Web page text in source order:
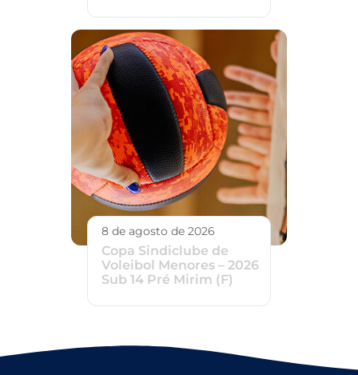
8 de agosto de 2026
Copa Sindiclube de
Voleibol Menores – 2026
Sub 14 Pré Mirim (F)